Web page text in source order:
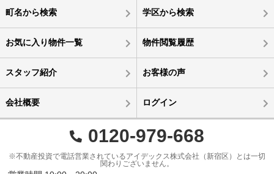
町名から検索 学区から検索
お気に入り物件一覧 物件閲覧履歴
スタッフ紹介 お客様の声
会社概要 ログイン
0120-979-668
※不動産投資で電話営業されているアイデックス株式会社（新宿区）とは一切
関わりございません。